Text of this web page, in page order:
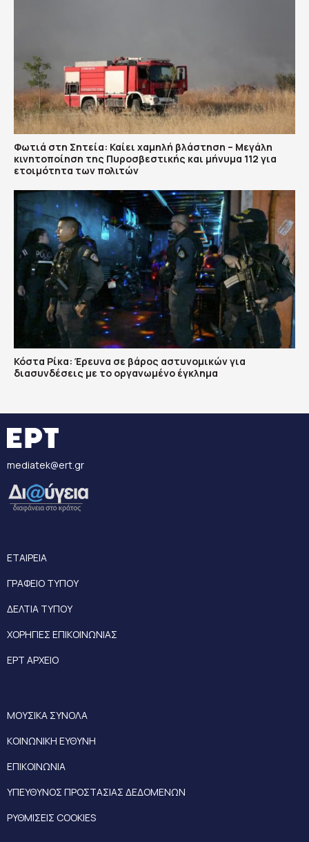
Φωτιά στη Σητεία: Καίει χαμηλή βλάστηση – Μεγάλη
κινητοποίηση της Πυροσβεστικής και μήνυμα 112 για
ετοιμότητα των πολιτών
Κόστα Ρίκα: Έρευνα σε βάρος αστυνομικών για
διασυνδέσεις με το οργανωμένο έγκλημα
mediatek@ert.gr
ΕΤΑΙΡΕΙΑ
ΓΡΑΦΕΙΟ ΤΥΠΟΥ
ΔΕΛΤΙΑ ΤΥΠΟΥ
ΧΟΡΗΓΙΕΣ ΕΠΙΚΟΙΝΩΝΙΑΣ
ΕΡΤ ΑΡΧΕΙΟ
ΜΟΥΣΙΚΑ ΣΥΝΟΛΑ
ΚΟΙΝΩΝΙΚΗ ΕΥΘΥΝΗ
ΕΠΙΚΟΙΝΩΝΙΑ
ΥΠΕΥΘΥΝΟΣ ΠΡΟΣΤΑΣΙΑΣ ΔΕΔΟΜΕΝΩΝ
ΡΥΘΜΙΣΕΙΣ COOKIES